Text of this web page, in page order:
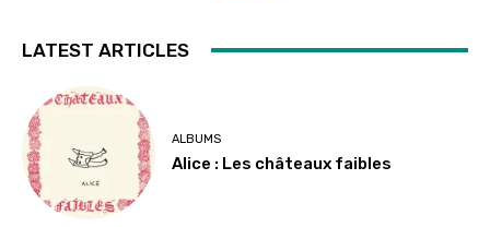
LATEST ARTICLES
ALBUMS
Alice : Les châteaux faibles